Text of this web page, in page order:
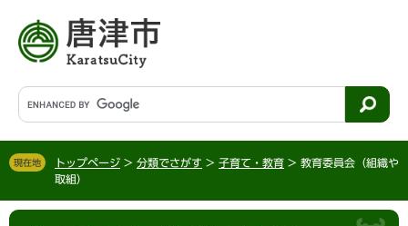
す
。
し
て
文
へ
G
o
g
l
カ
現在地 トップページ > 分類でさがす > 子育て・教育 > 教育委員会（組織や
取組）
本